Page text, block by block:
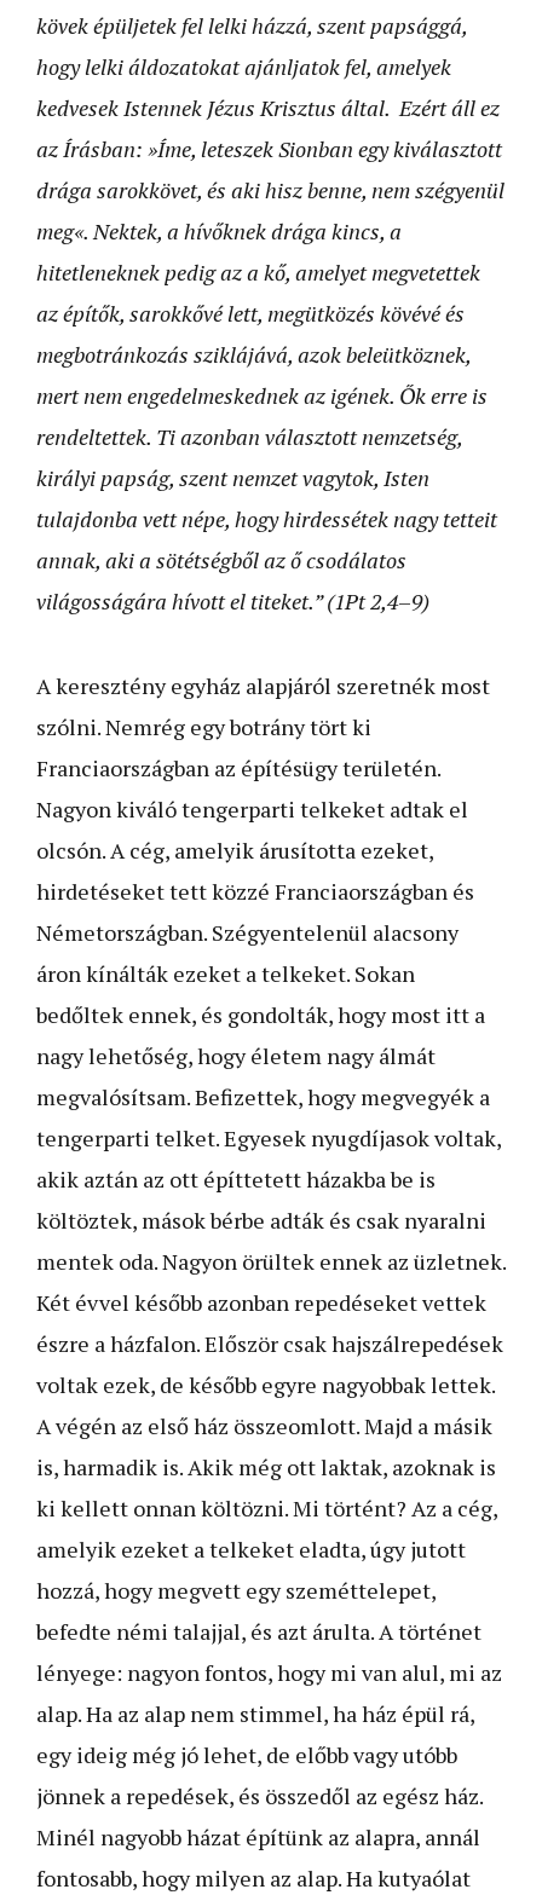
kövek épüljetek fel lelki házzá, szent papsággá,
hogy lelki áldozatokat ajánljatok fel, amelyek
kedvesek Istennek Jézus Krisztus által. Ezért áll ez
az Írásban: »Íme, leteszek Sionban egy kiválasztott
drága sarokkövet, és aki hisz benne, nem szégyenül
meg«. Nektek, a hívőknek drága kincs, a
hitetleneknek pedig az a kő, amelyet megvetettek
az építők, sarokkővé lett, megütközés kövévé és
megbotránkozás sziklájává, azok beleütköznek,
mert nem engedelmeskednek az igének. Ők erre is
rendeltettek. Ti azonban választott nemzetség,
királyi papság, szent nemzet vagytok, Isten
tulajdonba vett népe, hogy hirdessétek nagy tetteit
annak, aki a sötétségből az ő csodálatos
világosságára hívott el titeket.” (1Pt 2,4–9)
A keresztény egyház alapjáról szeretnék most
szólni. Nemrég egy botrány tört ki
Franciaországban az építésügy területén.
Nagyon kiváló tengerparti telkeket adtak el
olcsón. A cég, amelyik árusította ezeket,
hirdetéseket tett közzé Franciaországban és
Németországban. Szégyentelenül alacsony
áron kínálták ezeket a telkeket. Sokan
bedőltek ennek, és gondolták, hogy most itt a
nagy lehetőség, hogy életem nagy álmát
megvalósítsam. Befizettek, hogy megvegyék a
tengerparti telket. Egyesek nyugdíjasok voltak,
akik aztán az ott építtetett házakba be is
költöztek, mások bérbe adták és csak nyaralni
mentek oda. Nagyon örültek ennek az üzletnek.
Két évvel később azonban repedéseket vettek
észre a házfalon. Először csak hajszálrepedések
voltak ezek, de később egyre nagyobbak lettek.
A végén az első ház összeomlott. Majd a másik
is, harmadik is. Akik még ott laktak, azoknak is
ki kellett onnan költözni. Mi történt? Az a cég,
amelyik ezeket a telkeket eladta, úgy jutott
hozzá, hogy megvett egy szeméttelepet,
befedte némi talajjal, és azt árulta. A történet
lényege: nagyon fontos, hogy mi van alul, mi az
alap. Ha az alap nem stimmel, ha ház épül rá,
egy ideig még jó lehet, de előbb vagy utóbb
jönnek a repedések, és összedől az egész ház.
Minél nagyobb házat építünk az alapra, annál
fontosabb, hogy milyen az alap. Ha kutyaólat